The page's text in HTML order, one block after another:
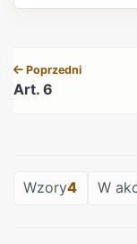
Poprzedni
Art. 6
Wzory4 W